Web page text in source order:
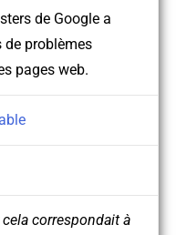
de Google a
de problèmes
pages web.
correspondait à